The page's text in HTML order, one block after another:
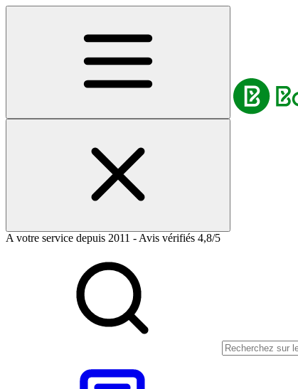
A votre service depuis 2011 - Avis vérifiés 4,8/5